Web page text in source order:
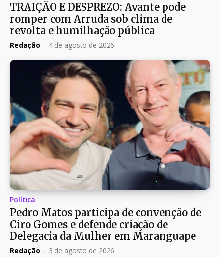
TRAIÇÃO E DESPREZO: Avante pode
romper com Arruda sob clima de
revolta e humilhação pública
Redação - 4 de agosto de 2026
Política
Pedro Matos participa de convenção de
Ciro Gomes e defende criação de
Delegacia da Mulher em Maranguape
Redação - 3 de agosto de 2026